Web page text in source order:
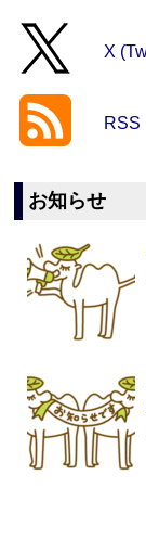
X
RSS
お知らせ